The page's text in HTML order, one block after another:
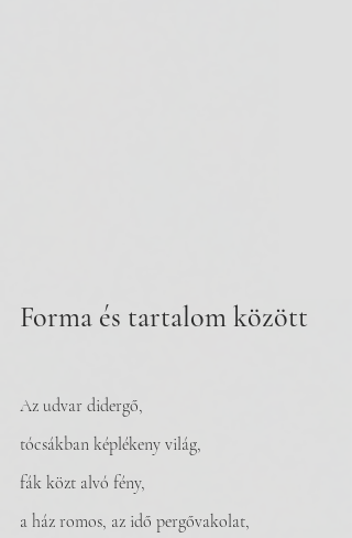
Forma és tartalom között
Az udvar didergő,
tócsákban képlékeny világ,
fák közt alvó fény,
a ház romos, az idő pergővakolat,